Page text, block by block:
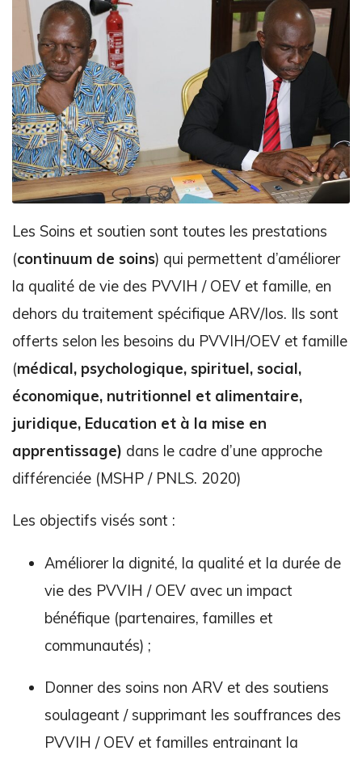
Les Soins et soutien sont toutes les prestations
(continuum de soins) qui permettent d’améliorer
la qualité de vie des PVVIH / OEV et famille, en
dehors du traitement spécifique ARV/Ios. Ils sont
offerts selon les besoins du PVVIH/OEV et famille
(médical, psychologique, spirituel, social,
économique, nutritionnel et alimentaire,
juridique, Education et à la mise en
apprentissage) dans le cadre d’une approche
différenciée (MSHP / PNLS. 2020)
Les objectifs visés sont :
Améliorer la dignité, la qualité et la durée de
vie des PVVIH / OEV avec un impact
bénéfique (partenaires, familles et
communautés) ;
Donner des soins non ARV et des soutiens
soulageant / supprimant les souffrances des
PVVIH / OEV et familles entrainant la